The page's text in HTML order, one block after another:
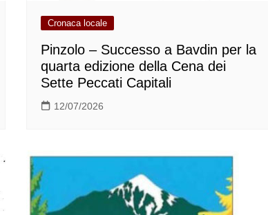
Cronaca locale
Pinzolo – Successo a Bavdin per la
quarta edizione della Cena dei
Sette Peccati Capitali
12/07/2026